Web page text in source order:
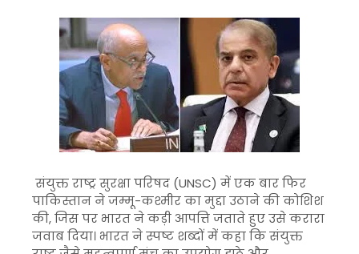
संयुक्त राष्ट्र सुरक्षा परिषद (UNSC) में एक बार फिर
पाकिस्तान ने जम्मू-कश्मीर का मुद्दा उठाने की कोशिश
की, जिस पर भारत ने कड़ी आपत्ति जताते हुए उसे करारा
जवाब दिया। भारत ने स्पष्ट शब्दों में कहा कि संयुक्त